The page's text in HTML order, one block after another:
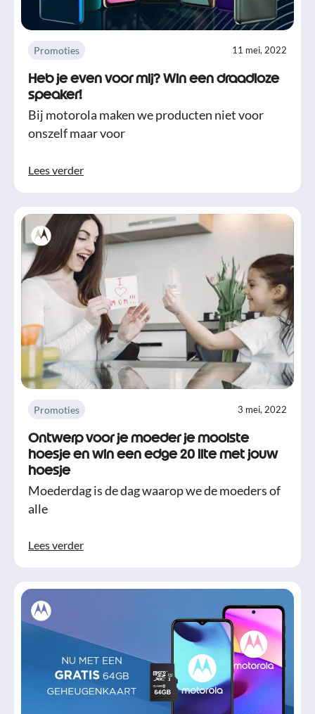
Promoties 11 mei, 2022
Heb je even voor mij? Win een draadloze
speaker!
Bij motorola maken we producten niet voor
onszelf maar voor
Lees verder
Promoties 3 mei, 2022
Ontwerp voor je moeder je mooiste
hoesje en win een edge 20 lite met jouw
hoesje
Moederdag is de dag waarop we de moeders of
alle
Lees verder